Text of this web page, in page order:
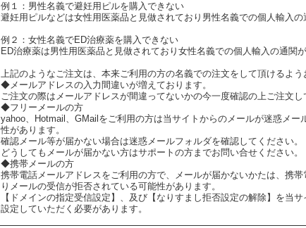
例１：男性名義で避妊用ピルを購入できない
避妊用ピルなどは女性用医薬品と見做されており男性名義での個人輸入の
例２：女性名義でED治療薬を購入できない
ED治療薬は男性用医薬品と見做されており女性名義での個人輸入の通関
上記のようなご注文は、本来ご利用の方の名義での注文をして頂けるよう
◆メールアドレスの入力間違いが増えております。
ご注文の際はメールアドレスが間違ってないかの今一度確認の上ご注文し
◆フリーメールの方
yahoo、Hotmail、GMailをご利用の方は当サイトからのメールが迷惑メー
性があります。
確認メール等が届かない場合は迷惑メールフォルダを確認してください。
どうしてもメールが届かない方はサポートの方までお問い合せください。
◆携帯メールの方
携帯電話メールアドレスをご利用の方で、メールが届かないかたは、携
りメールの受信が拒否されている可能性があります。
【ドメインの指定受信設定】、及び【なりすまし拒否設定の解除】を当
設定していただく必要があります。